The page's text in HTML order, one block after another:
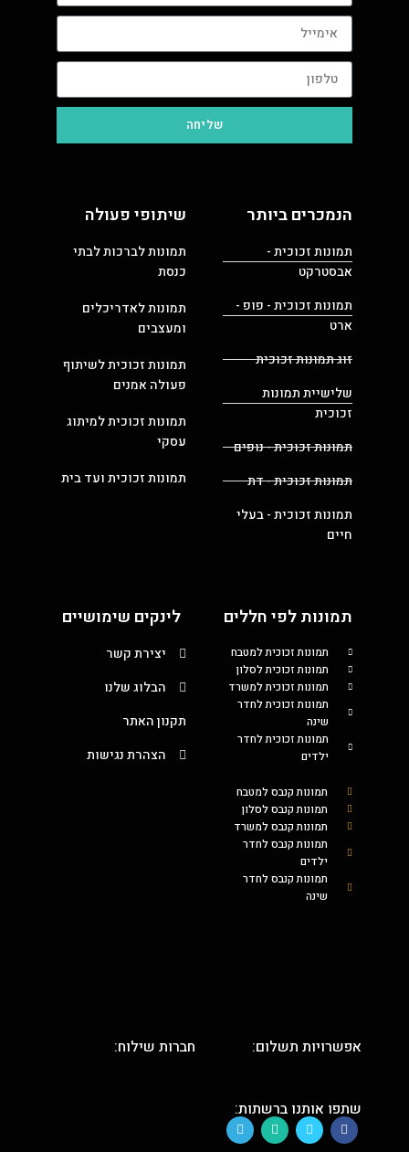
שליחה
הנמכרים ביותר
תמונות זכוכית -
אבסטרקט
תמונות זכוכית - פופ -
ארט
זוג תמונות זכוכית
שלישיית תמונות
זכוכית
תמונות זכוכית - נופים
תמונות זכוכית - דת
תמונות זכוכית - בעלי
חיים
שיתופי פעולה
תמונות לברכות לבתי
כנסת
תמונות לאדריכלים
ומעצבים
תמונות זכוכית לשיתוף
פעולה אמנים
תמונות זכוכית למיתוג
עסקי
תמונות זכוכית ועד בית
תמונות לפי חללים
תמונות זכוכית למטבח
תמונות זכוכית לסלון
תמונות זכוכית למשרד
תמונות זכוכית לחדר
שינה
תמונות זכוכית לחדר
ילדים
תמונות קנבס למטבח
תמונות קנבס לסלון
תמונות קנבס למשרד
תמונות קנבס לחדר
ילדים
תמונות קנבס לחדר
שינה
לינקים שימושיים
יצירת קשר
הבלוג שלנו
תקנון האתר
הצהרת נגישות
אפשרויות תשלום: חברות שילוח:
שתפו אותנו ברשתות: